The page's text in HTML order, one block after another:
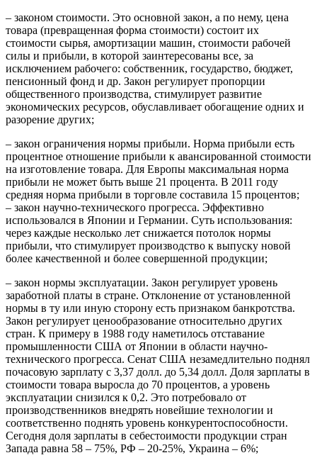
– законом стоимости. Это основной закон, а по нему, цена
товара (превращенная форма стоимости) состоит их
стоимости сырья, амортизации машин, стоимости рабочей
силы и прибыли, в которой заинтересованы все, за
исключением рабочего: собственник, государство, бюджет,
пенсионный фонд и др. Закон регулирует пропорции
общественного производства, стимулирует развитие
экономических ресурсов, обуславливает обогащение одних и
разорение других;
– закон ограничения нормы прибыли. Норма прибыли есть
процентное отношение прибыли к авансированной стоимости
на изготовление товара. Для Европы максимальная норма
прибыли не может быть выше 21 процента. В 2011 году
средняя норма прибыли в торговле составила 15 процентов;
– закон научно-технического прогресса. Эффективно
использовался в Японии и Германии. Суть использования:
через каждые несколько лет снижается потолок нормы
прибыли, что стимулирует производство к выпуску новой
более качественной и более совершенной продукции;
– закон нормы эксплуатации. Закон регулирует уровень
заработной платы в стране. Отклонение от установленной
нормы в ту или иную сторону есть признаком банкротства.
Закон регулирует ценообразование относительно других
стран. К примеру в 1988 году наметилось отставание
промышленности США от Японии в области научно-
технического прогресса. Сенат США незамедлительно поднял
почасовую зарплату с 3,37 долл. до 5,34 долл. Доля зарплаты в
стоимости товара выросла до 70 процентов, а уровень
эксплуатации снизился к 0,2. Это потребовало от
производственников внедрять новейшие технологии и
соответственно поднять уровень конкурентоспособности.
Сегодня доля зарплаты в себестоимости продукции стран
Запада равна 58 – 75%, РФ – 20-25%, Украина – 6%;